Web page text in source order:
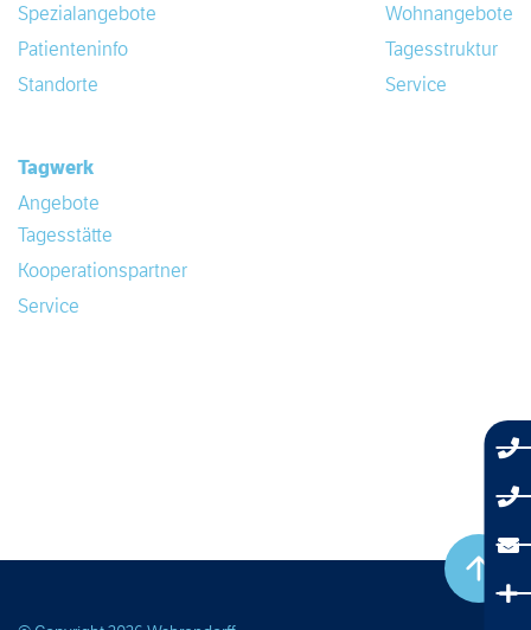
Spezialangebote
Patienteninfo
Standorte
Wohnangebote
Tagesstruktur
Service
Tagwerk
Angebote
Tagesstätte
Kooperationspartner
Service